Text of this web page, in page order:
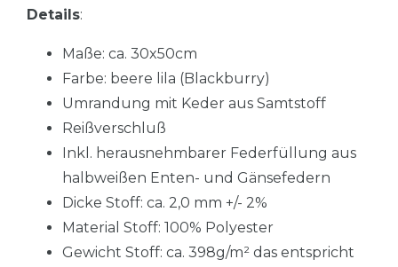
Details:
Maße: ca. 30x50cm
Farbe: beere lila (Blackburry)
Umrandung mit Keder aus Samtstoff
Reißverschluß
Inkl. herausnehmbarer Federfüllung aus
halbweißen Enten- und Gänsefedern
Dicke Stoff: ca. 2,0 mm +/- 2%
Material Stoff: 100% Polyester
Gewicht Stoff: ca. 398g/m² das entspricht